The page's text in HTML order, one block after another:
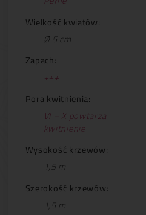
Wielkość kwiatów:
Ø 5 cm
Zapach:
+++
Pora kwitnienia:
VI – X powtarza
kwitnienie
Wysokość krzewów:
1,5 m
Szerokość krzewów:
1,5 m